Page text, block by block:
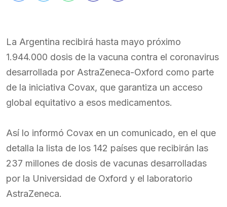
La Argentina recibirá hasta mayo próximo
1.944.000 dosis de la vacuna contra el coronavirus
desarrollada por AstraZeneca-Oxford como parte
de la iniciativa Covax, que garantiza un acceso
global equitativo a esos medicamentos.
Así lo informó Covax en un comunicado, en el que
detalla la lista de los 142 países que recibirán las
237 millones de dosis de vacunas desarrolladas
por la Universidad de Oxford y el laboratorio
AstraZeneca.